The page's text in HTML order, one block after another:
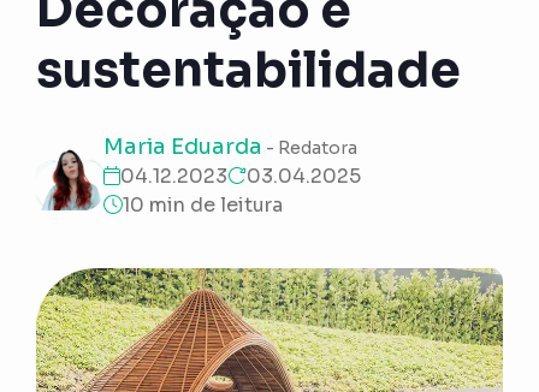
sustentabilidade
Maria Eduarda - Redatora
04.12.2023
03.04.2025
10 min de leitura